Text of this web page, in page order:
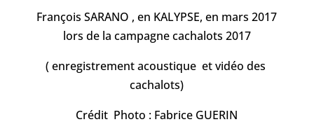
François SARANO , en KALYPSE, en mars 2017
lors de la campagne cachalots 2017
( enregistrement acoustique et vidéo des
cachalots)
Crédit Photo : Fabrice GUERIN